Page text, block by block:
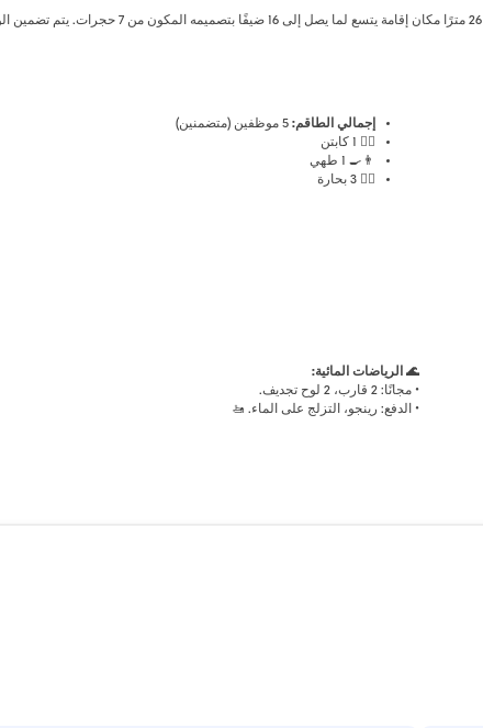
الحل الأمثل للمجموعات الكبيرة والعائلات! يوفر هذا اليخت الذي يبلغ طوله 26 مترًا مكان إقامة يتسع لما يصل إلى 16 ضيفًا بتصميمه
إجمالي الطاقم:
👨‍✈️ 1 كابتن
👨‍🍳 1 طهي
🧑‍✈️ 3 بحارة
🌊 الرياضات المائية:
• مجانًا:
• الدفع: رينجو، التزلج على الماء. 🚤